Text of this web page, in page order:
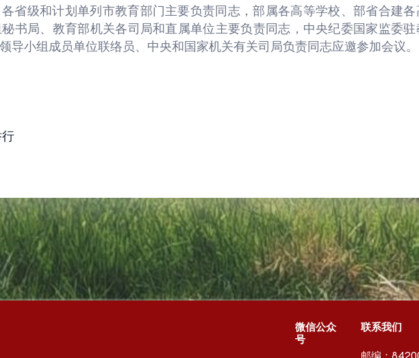
省级和计划单列市教育部门主要负责同志，部属各高等学校、部省合建
书局、教育部机关各司局和直属单位主要负责同志，中央纪委国家监委
导小组成员单位联络员、中央和国家机关有关司局负责同志应邀参加会议。
微信公众
号
联系我们